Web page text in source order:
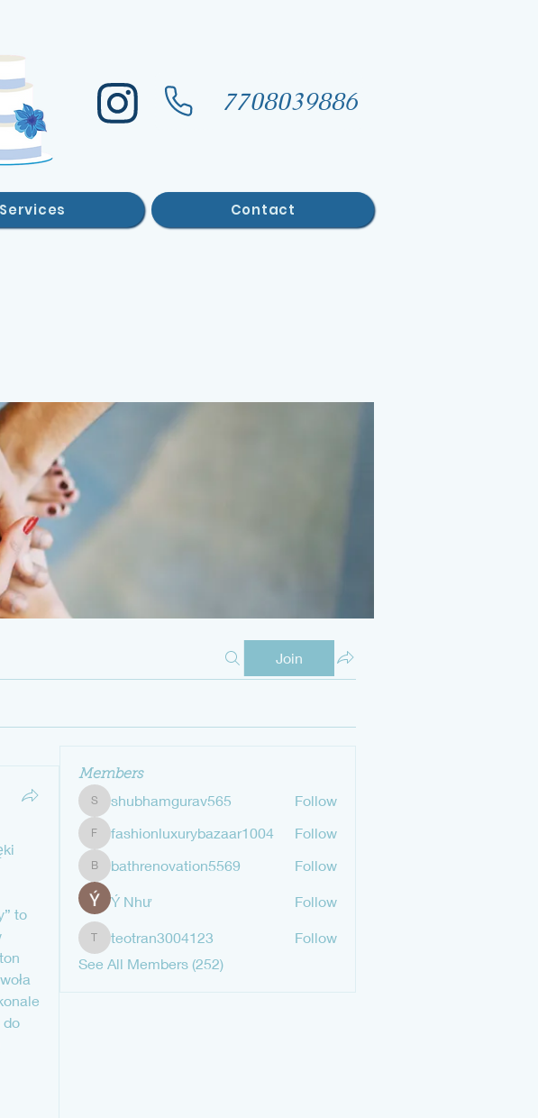
7708039886
Services Contact
Join
to
do
Members
shubhamgurav565
shubhamgurav565 Follow
fashionluxurybazaar1004
fashionluxurybazaar1004 Follow
bathrenovation5569
bathrenovation5569 Follow
Ý Như Follow
teotran3004123
teotran3004123
Follow
See All Members (252)